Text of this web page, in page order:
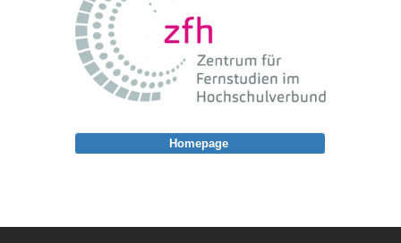
Homepage